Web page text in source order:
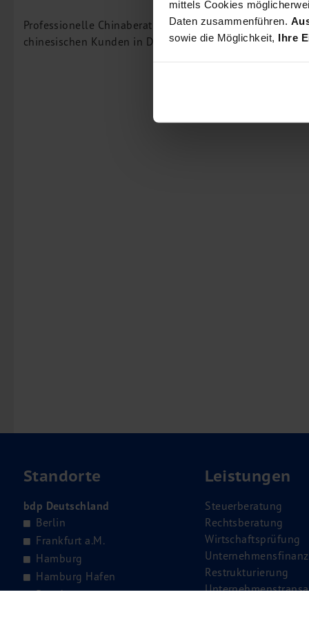
mittels Cookies
Daten zusammenführen.
sowie die Möglichkeit, Ihre
Coaching
Team
Professionelle Chinaberatung erbringen wir sowohl für
chinesischen Kunden in Deutschland.
Standorte
bdp Deutschland
Berlin
Frankfurt a.M.
Hamburg
Hamburg Hafen
Potsdam
Leistungen
Steuerberatung
Rechtsberatung
Wirtschaftsprüfung
Restrukturierung